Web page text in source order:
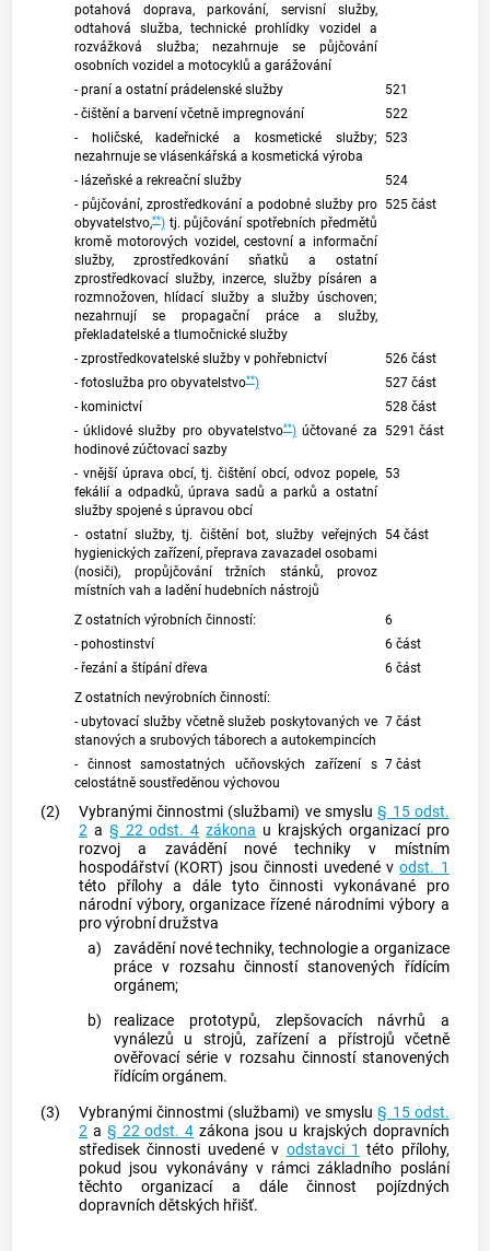
potahová doprava, parkování, servisní služby,
odtahová služba, technické prohlídky vozidel a
rozvážková služba; nezahrnuje se půjčování
osobních vozidel a motocyklů a garážování
- praní a ostatní prádelenské služby
521
- čištění a barvení včetně impregnování
522
- holičské, kadeřnické a kosmetické služby;
nezahrnuje se vlásenkářská a kosmetická výroba
523
- lázeňské a rekreační služby
524
- půjčování, zprostředkování a podobné služby pro
obyvatelstvo,**)tj. půjčování spotřebních předmětů
kromě motorových vozidel, cestovní a informační
služby, zprostředkování sňatků a ostatní
zprostředkovací služby, inzerce, služby písáren a
rozmnožoven, hlídací služby a služby úschoven;
nezahrnují se propagační práce a služby,
překladatelské a tlumočnické služby
525 část
- zprostředkovatelské služby v pohřebnictví
526 část
- fotoslužba pro obyvatelstvo**)
527 část
- kominictví
528 část
- úklidové služby pro obyvatelstvo**) účtované za
hodinové zúčtovací sazby
5291 část
- vnější úprava obcí, tj. čištění obcí, odvoz popele,
fekálií a odpadků, úprava sadů a parků a ostatní
služby spojené s úpravou obcí
53
- ostatní služby, tj. čištění bot, služby veřejných
hygienických zařízení, přeprava zavazadel osobami
(nosiči), propůjčování tržních stánků, provoz
místních vah a ladění hudebních nástrojů
54 část
Z ostatních výrobních činností:
6
- pohostinství
6 část
- řezání a štípání dřeva
6 část
Z ostatních nevýrobních činností:
- ubytovací služby včetně služeb poskytovaných ve
stanových a srubových táborech a autokempincích
7 část
- činnost samostatných učňovských zařízení s
celostátně soustředěnou výchovou
7 část
(2) Vybranými činnostmi (službami) ve smyslu§ 15 odst.
2a § 22 odst. 4 zákona u krajských organizací pro
rozvoj a zavádění nové techniky v místním
hospodářství (KORT) jsou činnosti uvedené vodst. 1
této přílohy a dále tyto činnosti vykonávané pro
národní výbory, organizace řízené národními výbory a
pro výrobní družstva
a)
zavádění nové techniky, technologie a organizace
práce v rozsahu činností stanovených řídícím
orgánem;
b)
realizace prototypů, zlepšovacích návrhů a
vynálezů u strojů, zařízení a přístrojů včetně
ověřovací série v rozsahu činností stanovených
řídícím orgánem.
(3)
Vybranými činnostmi (službami) ve smyslu§ 15 odst.
2a § 22 odst. 4 zákona jsou u krajských dopravních
středisek činnosti uvedené v odstavci 1 této přílohy,
pokud jsou vykonávány v rámci základního poslání
těchto organizací a dále činnost pojízdných
dopravních dětských hřišť.